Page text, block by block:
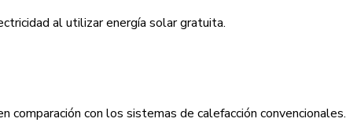
al utilizar energía solar gratuita.
con los sistemas de calefacción convencionales.